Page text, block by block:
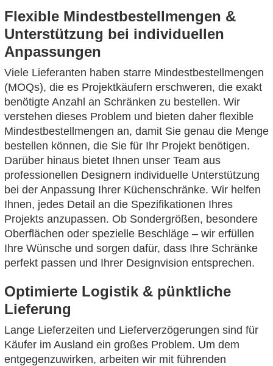
Flexible Mindestbestellmengen &
Unterstützung bei individuellen
Anpassungen
Viele Lieferanten haben starre Mindestbestellmengen
(MOQs), die es Projektkäufern erschweren, die exakt
benötigte Anzahl an Schränken zu bestellen. Wir
verstehen dieses Problem und bieten daher flexible
Mindestbestellmengen an, damit Sie genau die Menge
bestellen können, die Sie für Ihr Projekt benötigen.
Darüber hinaus bietet Ihnen unser Team aus
professionellen Designern individuelle Unterstützung
bei der Anpassung Ihrer Küchenschränke. Wir helfen
Ihnen, jedes Detail an die Spezifikationen Ihres
Projekts anzupassen. Ob Sondergrößen, besondere
Oberflächen oder spezielle Beschläge – wir erfüllen
Ihre Wünsche und sorgen dafür, dass Ihre Schränke
perfekt passen und Ihrer Designvision entsprechen.
Optimierte Logistik & pünktliche
Lieferung
Lange Lieferzeiten und Lieferverzögerungen sind für
Käufer im Ausland ein großes Problem. Um dem
entgegenzuwirken, arbeiten wir mit führenden